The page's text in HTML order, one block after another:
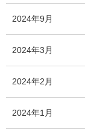
ー
ー
2024年9月
ー
2024年3月
ー
2024年2月
ー
2024年1月